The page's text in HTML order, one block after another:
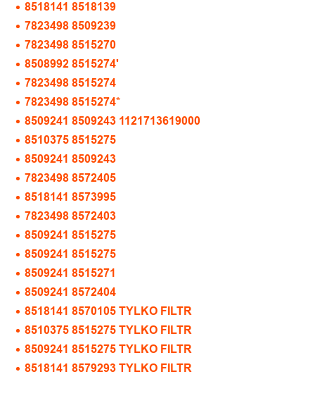
8518141 8518139
7823498 8509239
7823498 8515270
8508992 8515274'
7823498 8515274
7823498 8515274*
8509241 8509243 1121713619000
8510375 8515275
8509241 8509243
7823498 8572405
8518141 8573995
7823498 8572403
8509241 8515275
8509241 8515275
8509241 8515271
8509241 8572404
8518141 8570105 TYLKO FILTR
8510375 8515275 TYLKO FILTR
8509241 8515275 TYLKO FILTR
8518141 8579293 TYLKO FILTR